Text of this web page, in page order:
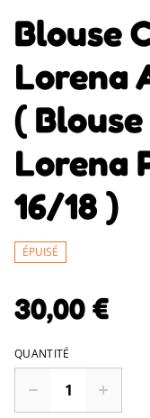
Blouse
Lorena
(
Lorena
16/18 )
ÉPUISÉ
30,00 €
QUANTITÉ